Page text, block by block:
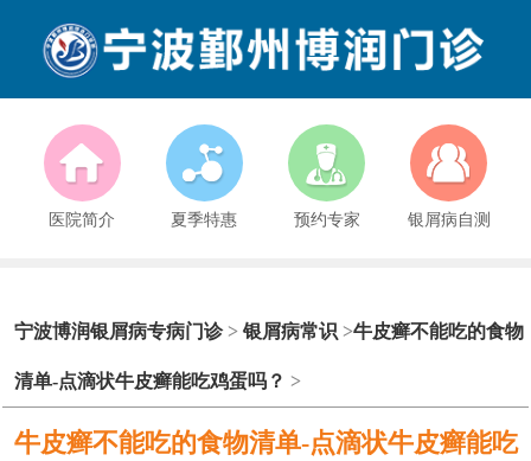
医院简介 夏季特惠 预约专家 银屑病自测
宁波博润银屑病专病门诊 > 银屑病常识 >牛皮癣不能吃的食物
清单-点滴状牛皮癣能吃鸡蛋吗？ >
牛皮癣不能吃的食物清单-点滴状牛皮癣能吃